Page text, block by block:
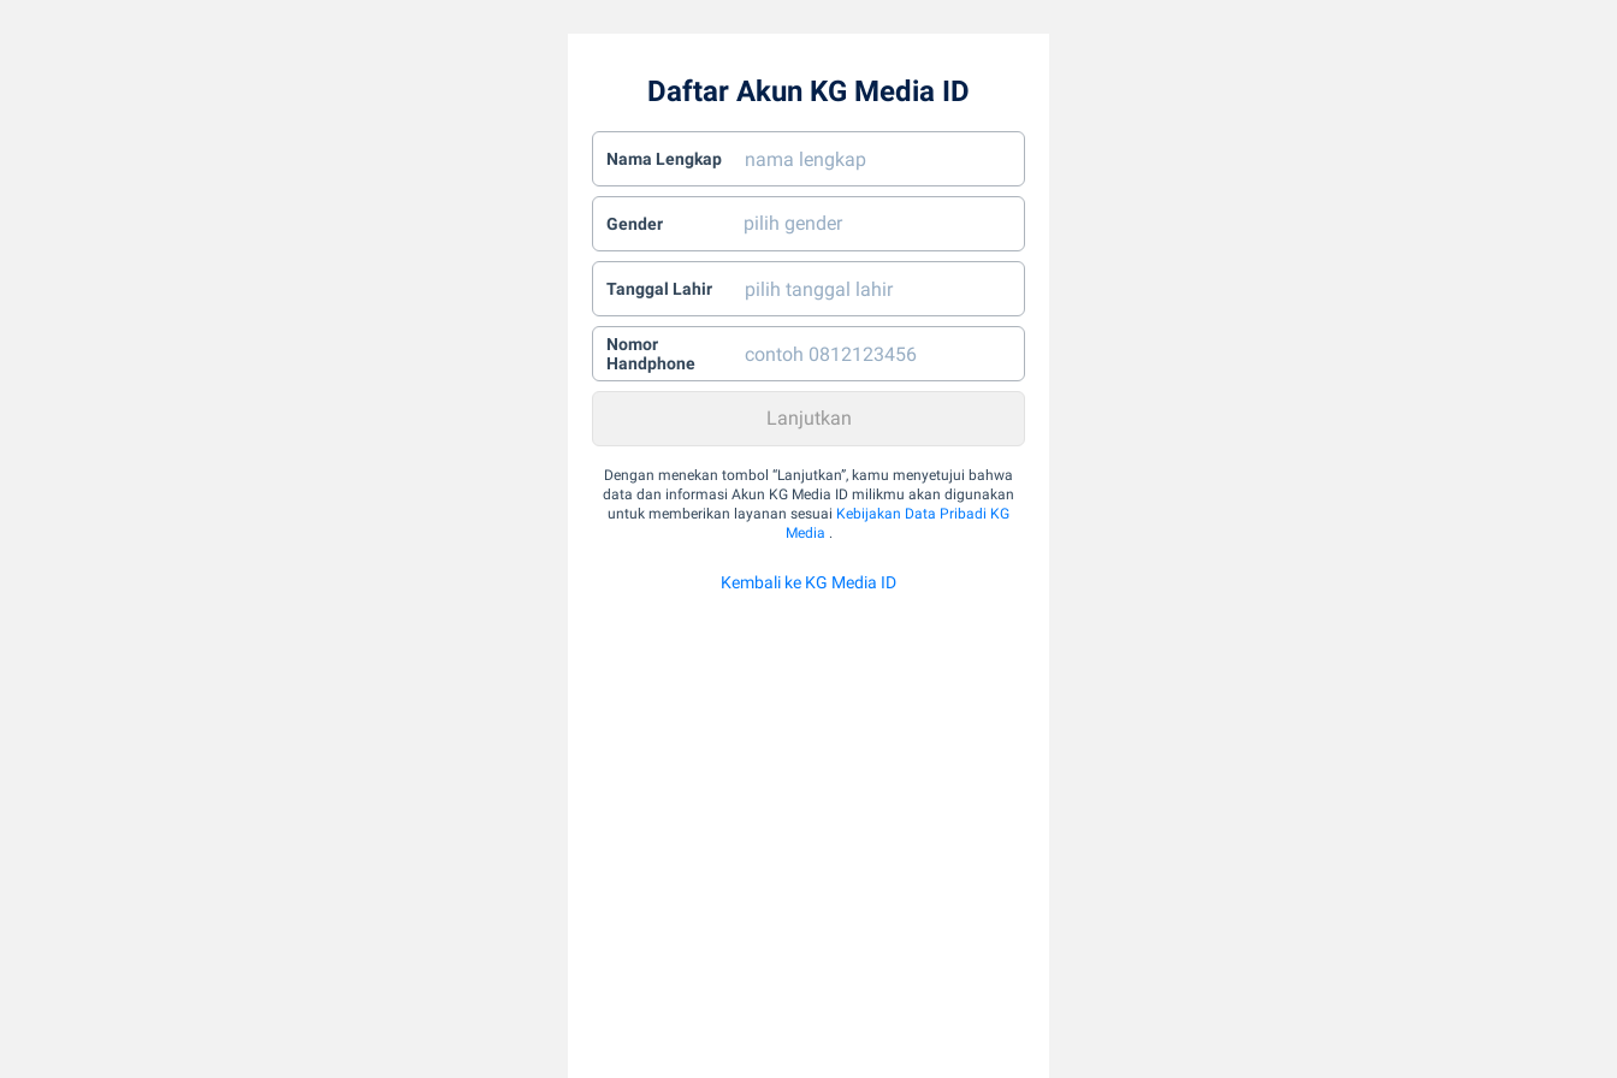
Daftar Akun KG Media ID
Nama Lengkap
Gender
Tanggal Lahir
Nomor
Handphone
Dengan menekan tombol “Lanjutkan”, kamu menyetujui bahwa
data dan informasi Akun KG Media ID milikmu akan digunakan
untuk memberikan layanan sesuai Kebijakan Data Pribadi KG
Media .
Kembali ke KG Media ID